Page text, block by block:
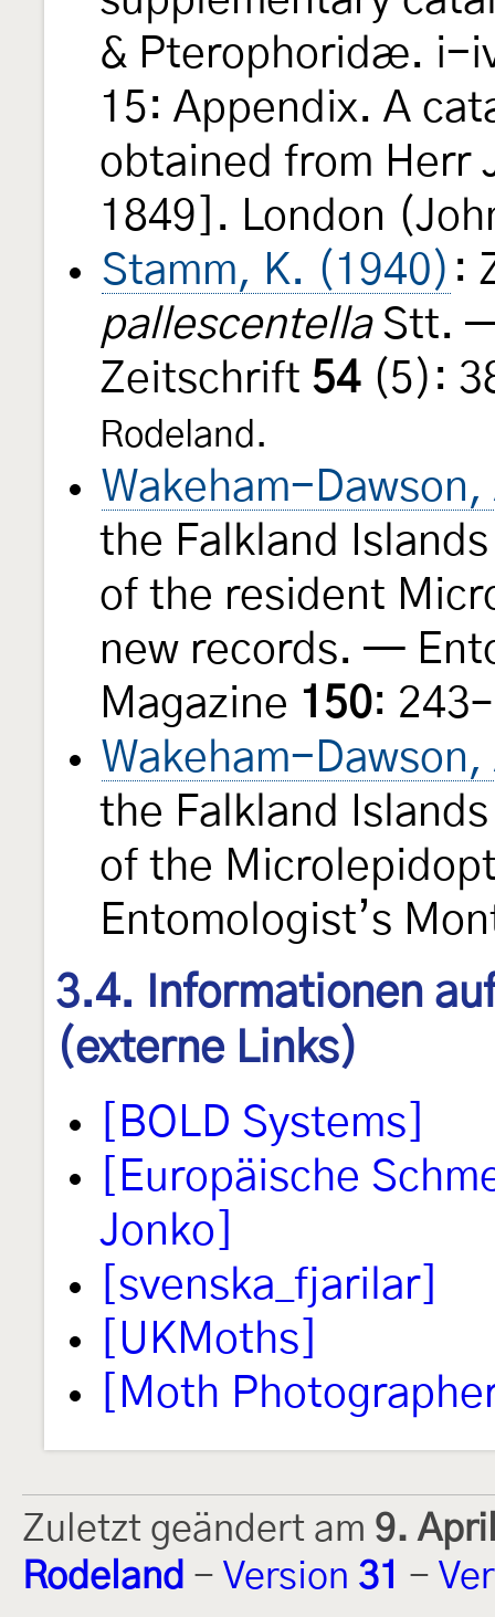
& Pterophoridæ. i-
15: Appendix. A
obtained from Herr
1849]. London
Stamm, K. (1940) :
pallescentellaStt. —
Zeitschrift 54(5):
Rodeland.
Wakeham-
the Falkland
of the resident
new records. —
Magazine 150:
Wakeham-
the Falkland
of the
Entomologist’s
3.4. Informationen
(externe Links)
[BOLD Systems]
[Europäische
Jonko]
[svenska_fjarilar]
[UKMoths]
[Moth
Zuletzt geändert am 9.
Rodeland - Version 31 -